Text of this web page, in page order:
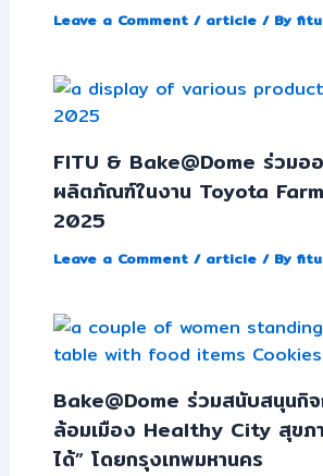
Leave a Comment / article/ By
FITU & Bake@Dome ร่วมอ
ผลิตภัณฑ์ในงาน Toyota
2025
Leave a Comment / article/ By
Bake@Dome ร่วมสนับสนุนกิ
ล้อมเมือง Healthy City สุขภ
ได้” โดยกรุงเทพมหานคร